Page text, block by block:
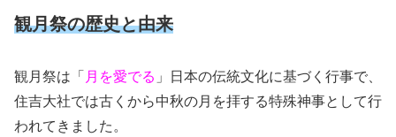
観月祭の歴史と由来
観月祭は「 月を愛でる 」日本の伝統文化に基づく行事で、
住吉大社では古くから中秋の月を拝する特殊神事として行
われてきました。